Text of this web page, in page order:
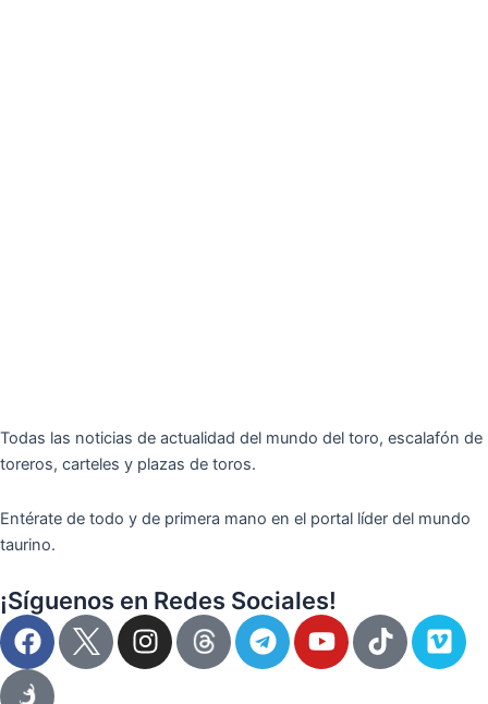
Todas las noticias de actualidad del mundo del toro, escalafón de
toreros, carteles y plazas de toros.
Entérate de todo y de primera mano en el portal líder del mundo
taurino.
¡Síguenos en Redes Sociales!
F
a
c
I
n
T
e
Y
o
T
i
V
i